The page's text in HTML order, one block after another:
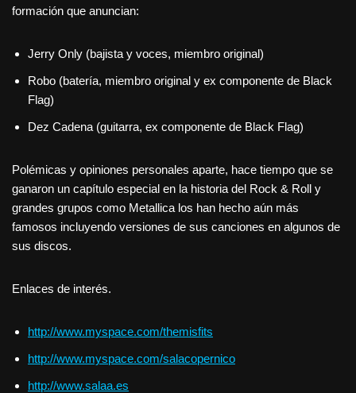
formación que anuncian:
Jerry Only (bajista y voces, miembro original)
Robo (batería, miembro original y ex componente de Black
Flag)
Dez Cadena (guitarra, ex componente de Black Flag)
Polémicas y opiniones personales aparte, hace tiempo que se
ganaron un capítulo especial en la historia del Rock & Roll y
grandes grupos como Metallica los han hecho aún más
famosos incluyendo versiones de sus canciones en algunos de
sus discos.
Enlaces de interés.
http://www.myspace.com/themisfits
http://www.myspace.com/salacopernico
http://www.salaa.es